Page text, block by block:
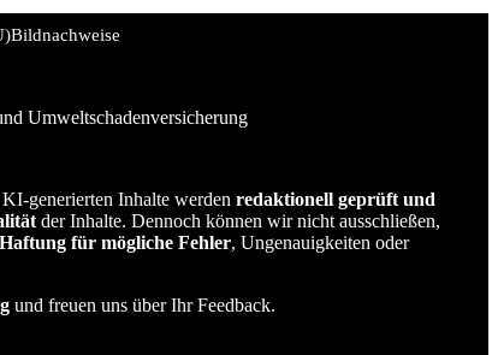
Bildnachweise
Umweltschadenversicherung
generierten Inhalte werden redaktionell geprüft und
der Inhalte. Dennoch können wir nicht ausschließen,
für mögliche Fehler, Ungenauigkeiten oder
und freuen uns über Ihr Feedback.